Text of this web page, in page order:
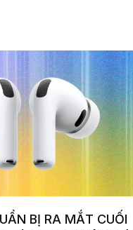
BỊ RA MẮT CUỐI